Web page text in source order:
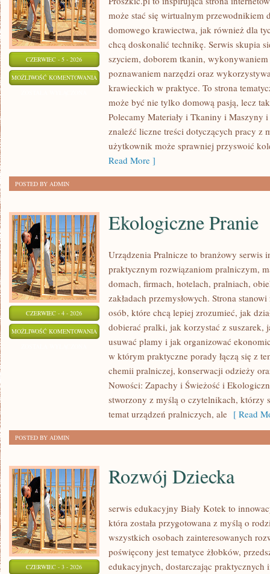
CZERWIEC - 5 - 2026
MOŻLIWOŚĆ KOMENTOWANIA
SZYCIE
ZERO
WASTE
może stać się wirtualnym przewodnikiem
domowego krawiectwa, jak również dla
chcą doskonalić technikę. Serwis skupia
szyciem, doborem tkanin,
poznawaniem narzędzi oraz
krawieckich w praktyce. To strona
może być nie tylko domową pasją, lecz
Polecamy Materiały i Tkaniny i Maszyny
znaleźć liczne treści dotyczących pracy z
użytkownik może sprawniej przyswoić
Read More ]
POSTED BY ADMIN
CZERWIEC - 4 - 2026
MOŻLIWOŚĆ KOMENTOWANIA EKOLOGICZNE
PRANIE
Ekologiczne Pranie
Urządzenia Pralnicze to branżowy serwis
praktycznym rozwiązaniom pralniczym,
domach, firmach, hotelach, pralniach,
zakładach przemysłowych. Strona
osób, które chcą lepiej zrozumieć, jak
dobierać pralki, jak korzystać z suszarek,
usuwać plamy i jak organizować
w którym praktyczne porady łączą się z
chemii pralniczej, konserwacji odzieży
Nowości: Zapachy i Świeżość i
stworzony z myślą o czytelnikach, którzy
temat urządzeń pralniczych, ale [ Read
POSTED BY ADMIN
CZERWIEC - 3 - 2026
Rozwój Dziecka
serwis edukacyjny Biały Kotek to
która została przygotowana z myślą o
wszystkich osobach zainteresowanych
poświęcony jest tematyce żłobków,
edukacyjnych, dostarczając